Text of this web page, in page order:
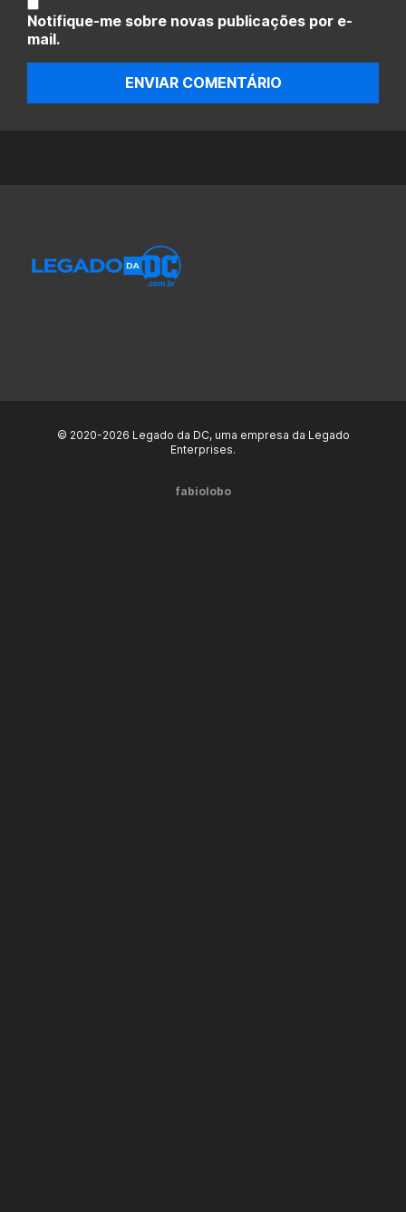
Notifique-me sobre novas publicações por e-
mail.
ENVIAR COMENTÁRIO
© 2020-2026 Legado da DC, uma empresa da Legado
Enterprises.
fabiolobo